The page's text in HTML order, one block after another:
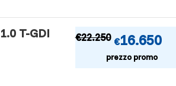
T-GDI
€22.250 €16.650
prezzo promo